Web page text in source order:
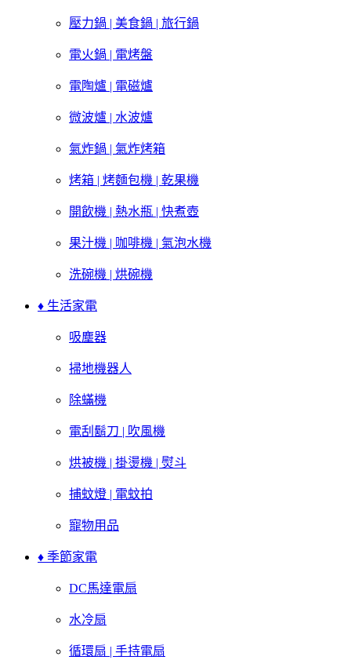
壓力鍋 | 美食鍋 | 旅行鍋
電火鍋 | 電烤盤
電陶爐 | 電磁爐
微波爐 | 水波爐
氣炸鍋 | 氣炸烤箱
烤箱 | 烤麵包機 | 乾果機
開飲機 | 熱水瓶 | 快煮壺
果汁機 | 咖啡機 | 氣泡水機
洗碗機 | 烘碗機
♦ 生活家電
吸塵器
掃地機器人
除蟎機
電刮鬍刀 | 吹風機
烘被機 | 掛燙機 | 熨斗
捕蚊燈 | 電蚊拍
寵物用品
♦ 季節家電
DC馬達電扇
水冷扇
循環扇 | 手持電扇